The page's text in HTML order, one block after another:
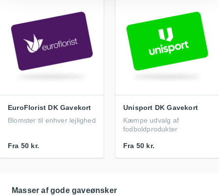
EuroFlorist DK Gavekort
Blomster til enhver lejlighed
Fra 50 kr.
Unisport DK Gavekort
Kæmpe udvalg af
fodboldprodukter
Fra 50 kr.
Masser af gode gaveønsker